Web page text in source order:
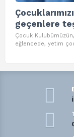
geçenlere
Çocuk
eğlencede, yetim